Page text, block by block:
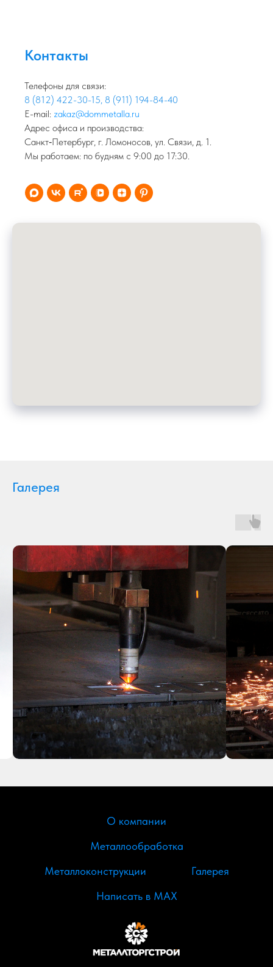
Контакты
Телефоны для связи:
8 (812) 422-30-15, 8 (911) 194-84-40
E-mail: zakaz@dommetalla.ru
Адрес офиса и производства:
Санкт‑Петербург, г. Ломоносов, ул. Связи, д. 1.
Мы работаем: по будням с 9:00 до 17:30.
Галерея
О компании
Металлообработка
Металлоконструкции
Галерея
Написать в МАХ